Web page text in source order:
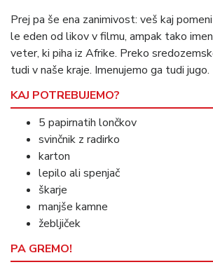
Prej pa še ena zanimivost: veš kaj
le eden od likov v filmu, ampak tako
veter, ki piha iz Afrike. Preko
tudi v naše kraje. Imenujemo ga tudi jugo.
KAJ POTREBUJEMO?
5 papirnatih lončkov
svinčnik z radirko
karton
lepilo ali spenjač
škarje
manjše kamne
žebljiček
PA GREMO!